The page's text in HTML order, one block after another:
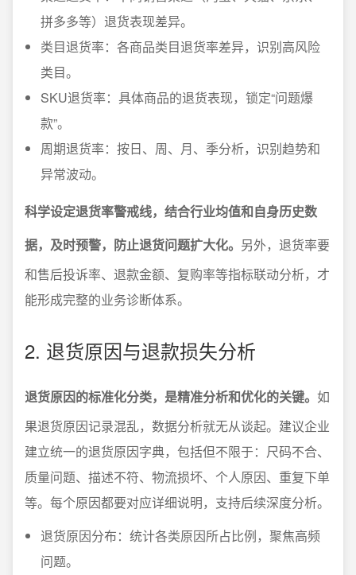
拼多多等）退货表现差异。
类目退货率：各商品类目退货率差异，识别高风险
类目。
SKU退货率：具体商品的退货表现，锁定“问题爆
款”。
周期退货率：按日、周、月、季分析，识别趋势和
异常波动。
科学设定退货率警戒线，结合行业均值和自身历史数
据，及时预警，防止退货问题扩大化。 另外，退货率要
和售后投诉率、退款金额、复购率等指标联动分析，才
能形成完整的业务诊断体系。
2. 退货原因与退款损失分析
退货原因的标准化分类，是精准分析和优化的关键。 如
果退货原因记录混乱，数据分析就无从谈起。建议企业
建立统一的退货原因字典，包括但不限于：尺码不合、
质量问题、描述不符、物流损坏、个人原因、重复下单
等。每个原因都要对应详细说明，支持后续深度分析。
退货原因分布：统计各类原因所占比例，聚焦高频
问题。